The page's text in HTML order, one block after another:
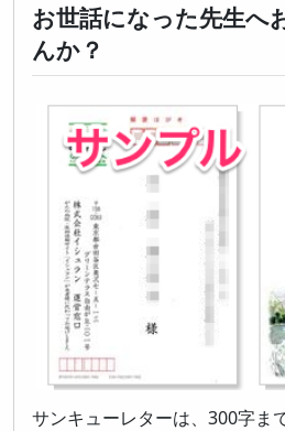
お世話になった先生へ
んか？
サンキューレターは、300字ま